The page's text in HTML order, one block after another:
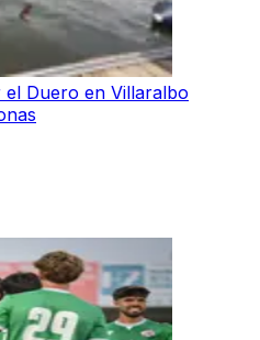
Duero en Villaralbo